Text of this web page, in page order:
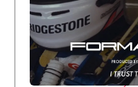
倒す相手を、信じ
【FORMATION